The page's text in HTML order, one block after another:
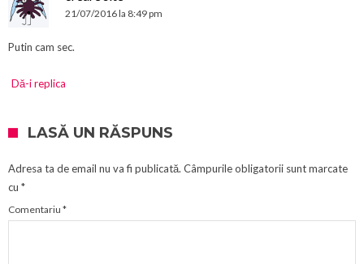
21/07/2016 la 8:49 pm
Putin cam sec.
Dă-i replica
LASĂ UN RĂSPUNS
Adresa ta de email nu va fi publicată. Câmpurile obligatorii sunt marcate
cu *
Comentariu *